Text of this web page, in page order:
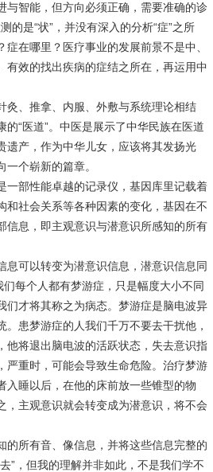
与智能，但方向必须正确，需要准确的诊
的是“状” ，并没有深入的分析“症”之所
在哪里？医疗事业的发展前景不是中、
效的找出疾病的症结之所在，再运用中
灸、推拿、内服、外敷与系统理论相结
的“医道”。中医是展示了中华民族在医道
遗产，作为中华儿女，应该将其发扬光
个崭新的篇章。
一部性能卓越的记录仪，基因库里记载着
和社会关系等各种因素的变化，基因在不
信息，即主观意识与潜意识所感知的所有
可以转变为潜意识信息，潜意识信息同
们每个人都有梦游症，只是幅度大小不同
们才将其称之为病态。梦游症是脑电波异
患梦游症的人我们千万不要去干扰他，
他将退出脑电波的活跃状态，失去意识指
严重时，可能会导致生命危险。治疗梦游
入睡以后，在他的床前放一些锥型的物
主观意识就会转变成为潜意识，将不会
所有音、像信息，并将这些信息完整的
” ，但我的理解并非如此，不是我们学不